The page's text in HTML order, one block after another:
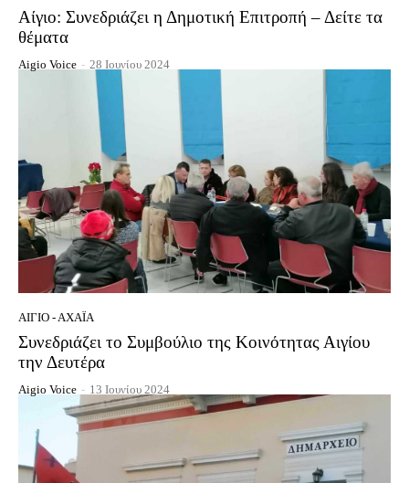
Αίγιο: Συνεδριάζει η Δημοτική Επιτροπή – Δείτε τα
θέματα
Aigio Voice - 28 Ιουνίου 2024
ΑΊΓΙΟ - ΑΧΑΪ́Α
Συνεδριάζει το Συμβούλιο της Κοινότητας Αιγίου
την Δευτέρα
Aigio Voice - 13 Ιουνίου 2024